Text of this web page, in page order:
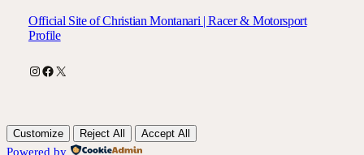
Official Site of Christian Montanari | Racer & Motorsport
Profile
Instagram
Facebook
X
Customize Reject All Accept All
Powered by